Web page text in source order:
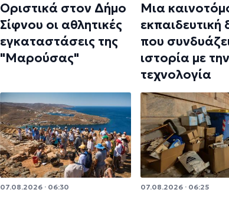
Οριστικά στον Δήμο
Σίφνου οι αθλητικές
εγκαταστάσεις της
"Μαρούσας"
Μια
που
ιστορία με την
τεχνολογία
07.08.2026 · 06:30 07.08.2026 · 06:25